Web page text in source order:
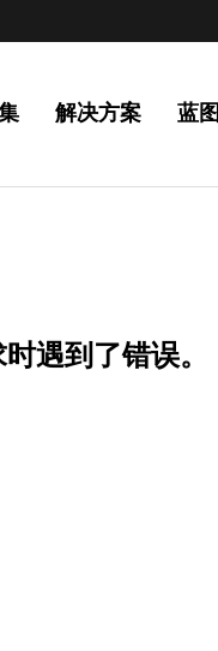
解决方案 蓝图
遇到了错误。